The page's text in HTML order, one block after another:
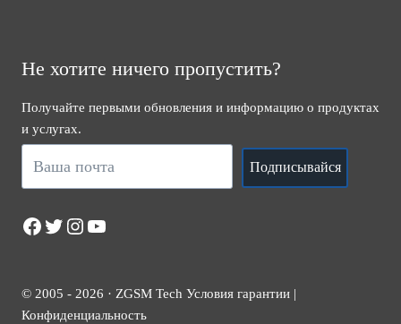
Не хотите ничего пропустить?
Получайте первыми обновления и информацию о продуктах
и услугах.
Подписывайся
Facebook
Twitter
Instagram
YouTube
© 2005 - 2026 · ZGSM Tech Условия гарантии |
Конфиденциальность